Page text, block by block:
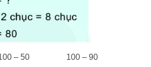
– 50 100 – 90